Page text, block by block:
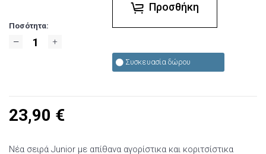
Ποσότητα:
Προσθήκη
Συσκευασία δώρου
23,90 €
Νέα σειρά Junior με απίθανα αγορίστικα και κοριτσίστικα